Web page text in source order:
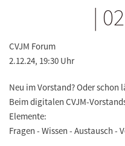
|
CVJM Forum
2.12.24, 19:30 Uhr
Neu im Vorstand? Oder schon
Beim digitalen CVJM-
Elemente:
Fragen - Wissen - Austausch -